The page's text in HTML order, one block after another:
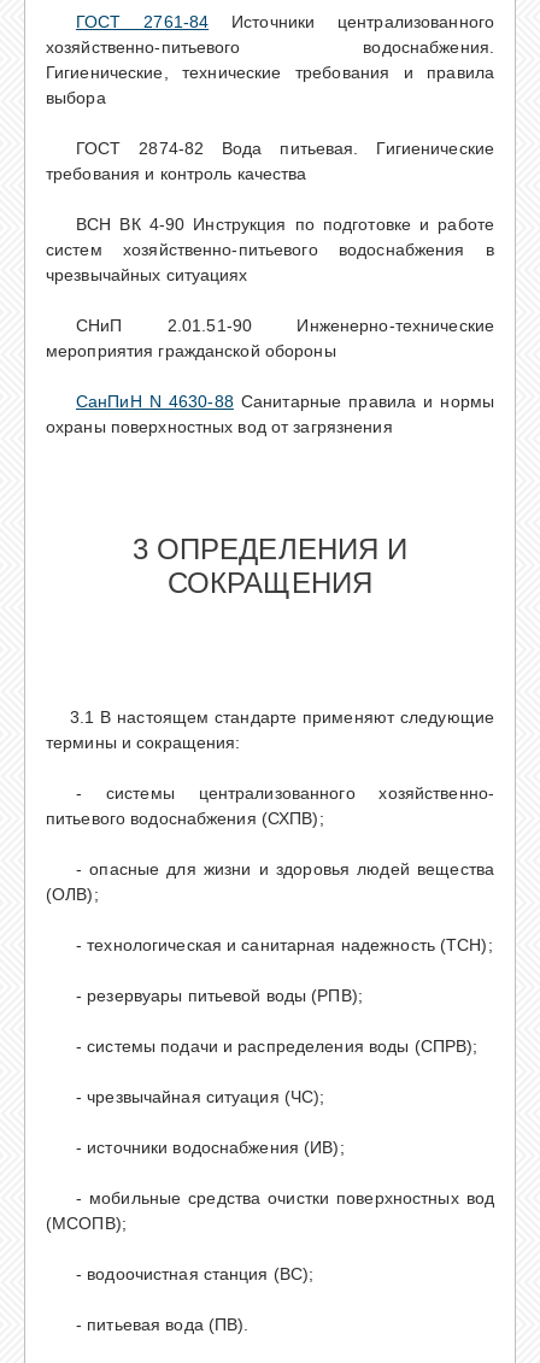
ГОСТ 2761-84 Источники централизованного
хозяйственно-питьевого водоснабжения.
Гигиенические, технические требования и правила
выбора
ГОСТ 2874-82 Вода питьевая. Гигиенические
требования и контроль качества
ВСН ВК 4-90 Инструкция по подготовке и работе
систем хозяйственно-питьевого водоснабжения в
чрезвычайных ситуациях
СНиП 2.01.51-90 Инженерно-технические
мероприятия гражданской обороны
СанПиН N 4630-88Санитарные правила и нормы
охраны поверхностных вод от загрязнения
3 ОПРЕДЕЛЕНИЯ И
СОКРАЩЕНИЯ
3.1 В настоящем стандарте применяют следующие
термины и сокращения:
- системы централизованного хозяйственно-
питьевого водоснабжения (СХПВ);
- опасные для жизни и здоровья людей вещества
(ОЛВ);
- технологическая и санитарная надежность (ТСН);
- резервуары питьевой воды (РПВ);
- системы подачи и распределения воды (СПРВ);
- чрезвычайная ситуация (ЧС);
- источники водоснабжения (ИВ);
- мобильные средства очистки поверхностных вод
(МСОПВ);
- водоочистная станция (ВС);
- питьевая вода (ПВ).